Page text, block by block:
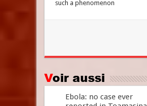
such a phenomenon
Voir aussi
Ebola: no case ever